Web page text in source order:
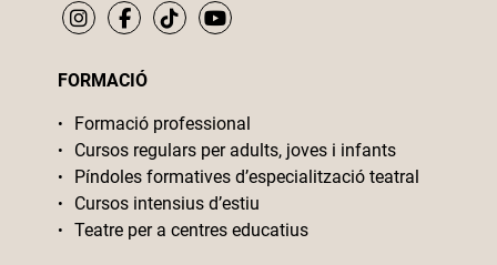
FORMACIÓ
Formació professional
Cursos regulars per adults, joves i infants
Píndoles formatives d’especialització teatral
Cursos intensius d’estiu
Teatre per a centres educatius